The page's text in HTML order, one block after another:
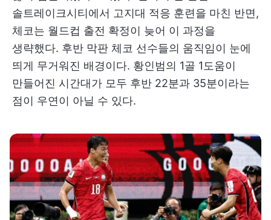
솔트레이크시티에서 고지대 적응 훈련을 마친 반면,
체코는 월드컵 출전 확정이 늦어 이 과정을
생략했다. 후반 막판 체코 선수들의 움직임이 눈에
띄게 무거워진 배경이다. 황인범의 1골 1도움이
만들어진 시간대가 모두 후반 22분과 35분이라는
점이 우연이 아닐 수 있다.